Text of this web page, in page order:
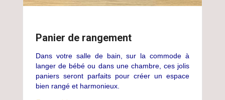
Panier de rangement
Dans votre salle de bain, sur la commode à
langer de bébé ou dans une chambre, ces jolis
paniers seront parfaits pour créer un espace
bien rangé et harmonieux.